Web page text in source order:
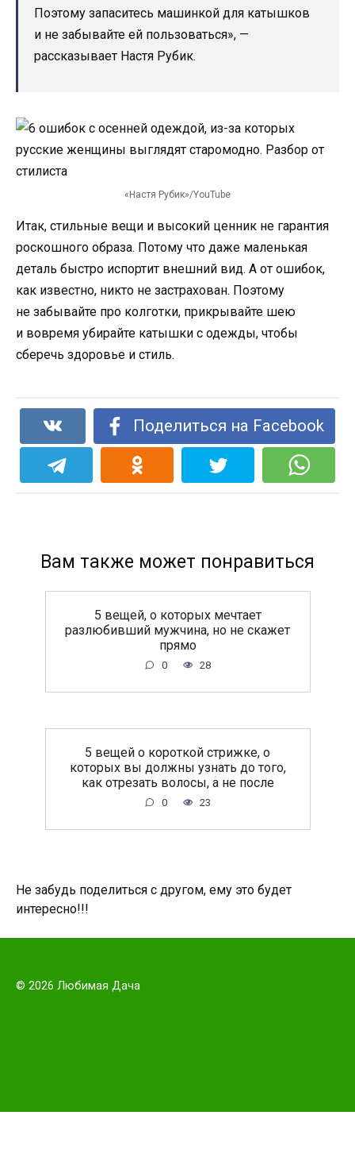
Поэтому запаситесь машинкой для катышков
и не забывайте ей пользоваться», —
рассказывает Настя Рубик.
«Настя Рубик»/YouTube
Итак, стильные вещи и высокий ценник не гарантия
роскошного образа. Потому что даже маленькая
деталь быстро испортит внешний вид. А от ошибок,
как известно, никто не застрахован. Поэтому
не забывайте про колготки, прикрывайте шею
и вовремя убирайте катышки с одежды, чтобы
сберечь здоровье и стиль.
Поделиться на Facebook
Вам также может понравиться
5 вещей, о которых мечтает
разлюбивший мужчина, но не скажет
прямо
0 28
5 вещей о короткой стрижке, о
которых вы должны узнать до того,
как отрезать волосы, а не после
0 23
Не забудь поделиться с другом, ему это будет
интересно!!!
© 2026 Любимая Дача